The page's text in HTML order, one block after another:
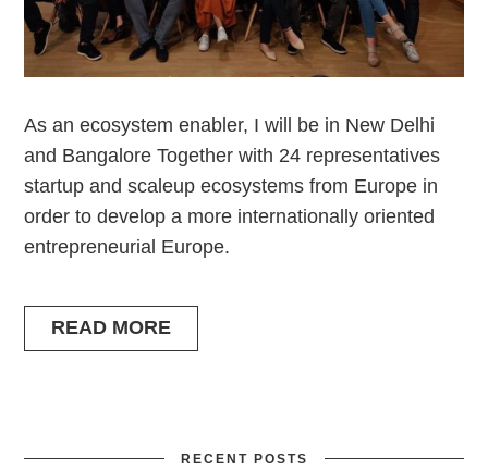
As an ecosystem enabler, I will be in New Delhi
and Bangalore Together with 24 representatives
startup and scaleup ecosystems from Europe in
order to develop a more internationally oriented
entrepreneurial Europe.
READ MORE
RECENT POSTS